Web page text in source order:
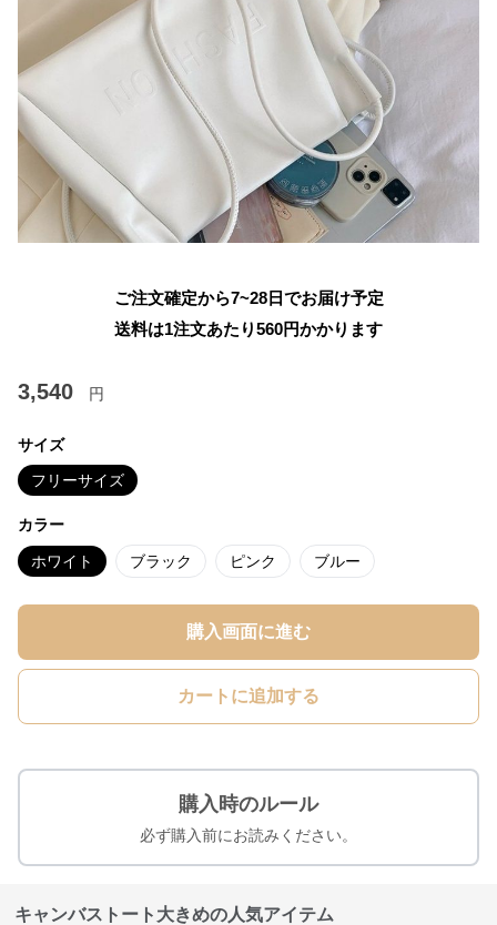
ご注文確定から7~28日でお届け予定
送料は1注文あたり560円かかります
3,540 円
サイズ
フリーサイズ
カラー
ホワイト ブラック ピンク ブルー
購入画面に進む
カートに追加する
購入時のルール
必ず購入前にお読みください。
キャンバストート大きめの人気アイテム